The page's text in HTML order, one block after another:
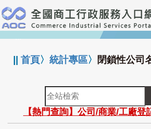
跳
到
主
要
:::
||首頁〉統計專區〉 閉鎖性公司
全
站
檢
索
【熱門查詢】公司/商業/工廠登